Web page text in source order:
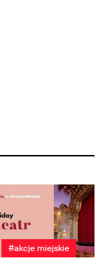
#akcje miejskie